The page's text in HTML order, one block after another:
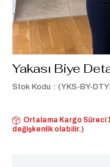
Yakası Biye
Stok Kodu (YKS-BY-
Ortalama Kargo Süreci
değişkenlik olabilir.)